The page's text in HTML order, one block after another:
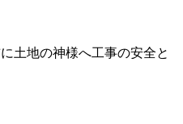
土地の神様へ工事の安全と